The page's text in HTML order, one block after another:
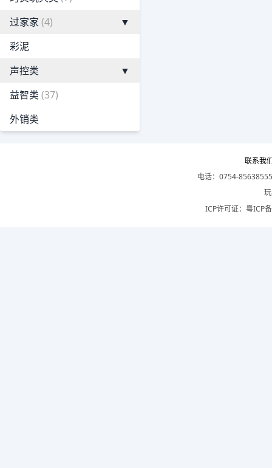
过家家 (4)
▼
彩泥
声控类
▼
益智类 (37)
外销类
联系我
电话：0754-
ICP许可证： 粤ICP